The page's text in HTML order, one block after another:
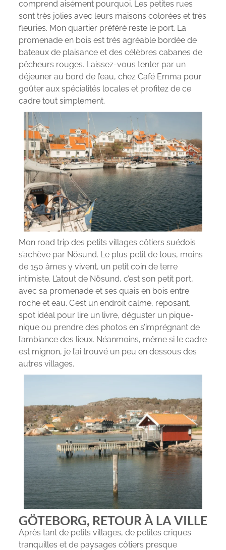
comprend aisément pourquoi. Les petites rues
sont très jolies avec leurs maisons colorées et très
fleuries. Mon quartier préféré reste le port. La
promenade en bois est très agréable bordée de
bateaux de plaisance et des célèbres cabanes de
pêcheurs rouges. Laissez-vous tenter par un
déjeuner au bord de l’eau, chez Café Emma pour
goûter aux spécialités locales et profitez de ce
cadre tout simplement.
Mon road trip des petits villages côtiers suédois
s’achève par Nösund. Le plus petit de tous, moins
de 150 âmes y vivent, un petit coin de terre
intimiste. L’atout de Nösund, c’est son petit port,
avec sa promenade et ses quais en bois entre
roche et eau. C’est un endroit calme, reposant,
spot idéal pour lire un livre, déguster un pique-
nique ou prendre des photos en s’imprégnant de
l’ambiance des lieux. Néanmoins, même si le cadre
est mignon, je l’ai trouvé un peu en dessous des
autres villages.
GÖTEBORG, RETOUR À LA VILLE
Après tant de petits villages, de petites criques
tranquilles et de paysages côtiers presque